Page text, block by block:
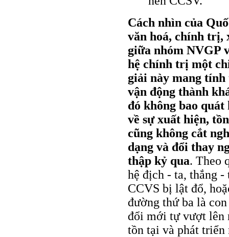
Cách nhìn của
văn hoá, chính trị,
giữa nhóm NVGP
hệ chính trị một
giải này mang tính
vận động thành
đó không bao
về sự xuất hiện,
cũng không cắt
dạng và đổi thay
thập kỷ qua. Theo
hệ địch - ta, thắng
CCVS bị lật đổ,
đường thứ ba là
đổi mới tự vượt lên
tồn tại và phát triển